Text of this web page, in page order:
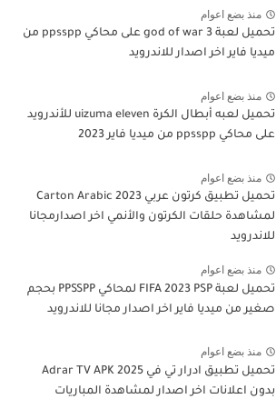
منذ بضع اعوام
تحميل لعبة god of war 3 على محاكي ppsspp من
ميديا فاير اخر اصدار للاندرويد
منذ بضع اعوام
تحميل لعبه أبطال الكرة uizuma eleven للأندرويد
على محاكي ppsspp من ميديا فاير 2023
منذ بضع اعوام
تحميل تطبيق كرتون عربي Carton Arabic 2023
لمشاهدة حلقات الكرتون والأنمي اخر اصدارمجانا
للاندرويد
منذ بضع اعوام
تحميل لعبة FIFA 2023 PSP لمحاكي PPSSPP بحجم
صغير من ميديا فاير اخر اصدار مجانا للاندرويد
منذ بضع اعوام
تحميل تطبيق ادرار تي في Adrar TV APK 2025
بدون اعلانات اخر اصدار لمشاهدة المباريات